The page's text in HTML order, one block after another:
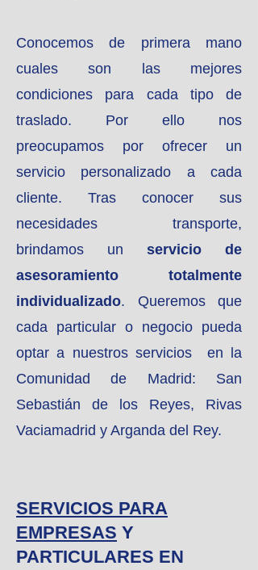
Conocemos de primera mano
cuales son las mejores
condiciones para cada tipo de
traslado. Por ello nos
preocupamos por ofrecer un
servicio personalizado a cada
cliente. Tras conocer sus
necesidades transporte,
brindamos un servicio de
asesoramiento totalmente
individualizado. Queremos que
cada particular o negocio pueda
optar a nuestros servicios en la
Comunidad de Madrid: San
Sebastián de los Reyes, Rivas
Vaciamadrid y Arganda del Rey.
SERVICIOS PARA
EMPRESAS Y
PARTICULARES EN